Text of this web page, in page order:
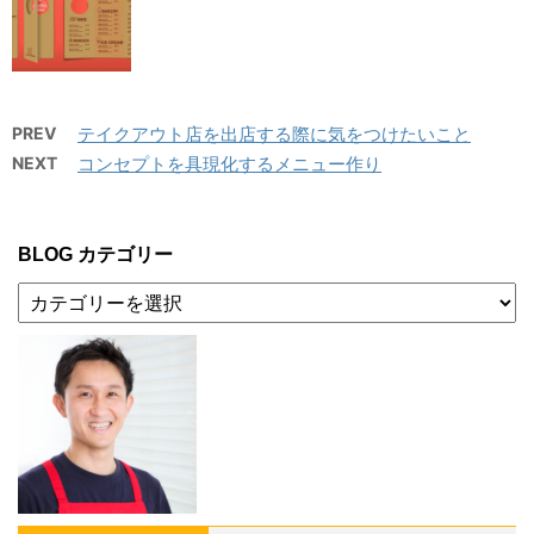
PREV テイクアウト店を出店する際に気をつけたいこと
NEXT コンセプトを具現化するメニュー作り
BLOG カテゴリー